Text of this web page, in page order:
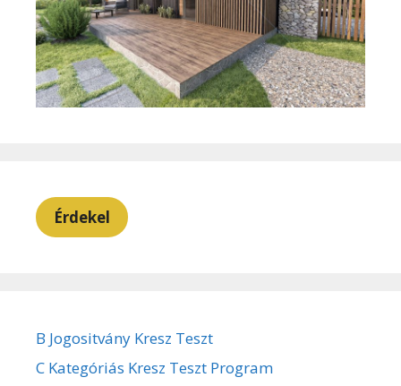
Érdekel
B Jogositvány Kresz Teszt
C Kategóriás Kresz Teszt Program